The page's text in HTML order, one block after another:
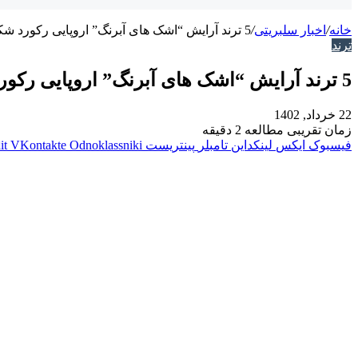
خانه/ اخبار سلبریتی/5 ترند آرایش “اشک های آبرنگ” اروپایی رکورد شکست
ترند
5 ترند آرایش “اشک های آبرنگ” اروپایی رکورد شکست
22 خرداد, 1402
زمان تقریبی مطالعه 2 دقیقه
فیسبوک ایکس لینکداین تامبلر پینتریست VKontakte Odnoklassniki